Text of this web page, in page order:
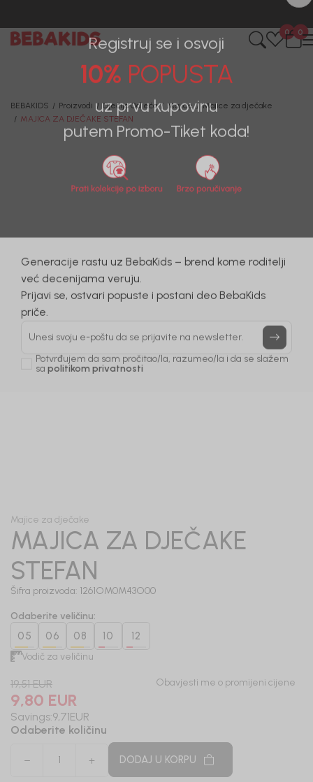
0 0
BEBAKIDS Proizvodi Dječija Odjeća Majice
Majice za dječake
MAJICA ZA DJEČAKE STEFAN
Majice za dječake
MAJICA ZA DJEČAKE
STEFAN
Šifra proizvoda: 1261OM0M43O00
Odaberite veličinu:
05 06 08 10 12
Vodič za veličinu
19,51 EUR
9,80 EUR
Savings:9,71EUR
Obavjesti me o promijeni cijene
Odaberite količinu
DODAJ U KORPU
Registruj se i osvoji
10% POPUSTA
uz prvu kupovinu
putem Promo-Tiket koda!
Generacije rastu uz BebaKids – brend kome roditelji
već decenijama veruju.
Prijavi se, ostvari popuste i postani deo BebaKids
priče.
Unesi svoju e-poštu da se prijavite na newsletter.